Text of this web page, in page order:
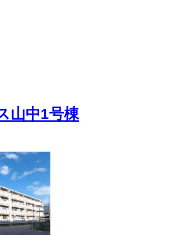
山中1号棟